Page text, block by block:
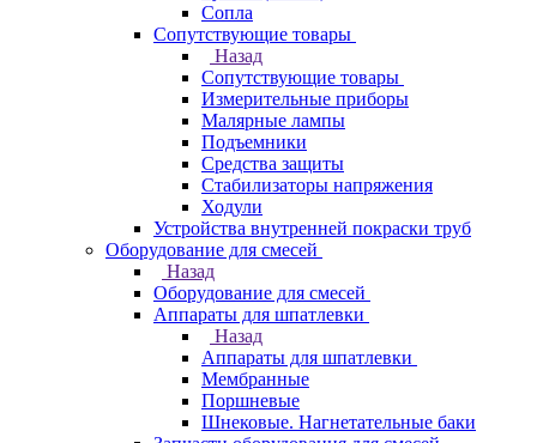
Сопла
Сопутствующие товары
Назад
Сопутствующие товары
Измерительные приборы
Малярные лампы
Подъемники
Средства защиты
Стабилизаторы напряжения
Ходули
Устройства внутренней покраски труб
Оборудование для смесей
Назад
Оборудование для смесей
Аппараты для шпатлевки
Назад
Аппараты для шпатлевки
Мембранные
Поршневые
Шнековые. Нагнетательные баки